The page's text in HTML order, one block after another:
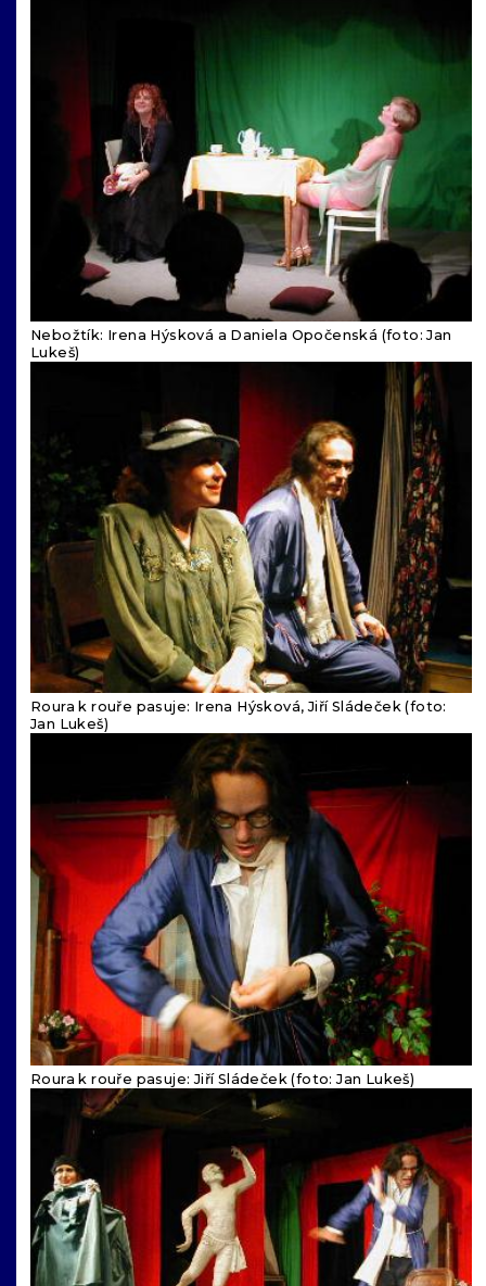
Nebožtík: Irena Hýsková a Daniela Opočenská (foto: Jan
Lukeš)
Roura k rouře pasuje: Irena Hýsková, Jiří Sládeček (foto:
Jan Lukeš)
Roura k rouře pasuje: Jiří Sládeček (foto: Jan Lukeš)